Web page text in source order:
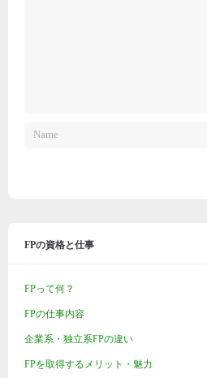
FPの資格と仕事
FPって何？
FPの仕事内容
企業系・独立系FPの違い
FPを取得するメリット・魅力